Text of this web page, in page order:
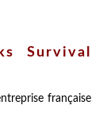
Survival
française